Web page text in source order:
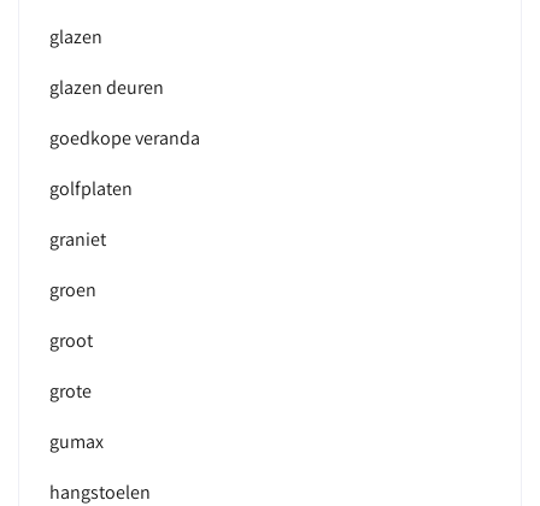
glazen
glazen deuren
goedkope veranda
golfplaten
graniet
groen
groot
grote
gumax
hangstoelen